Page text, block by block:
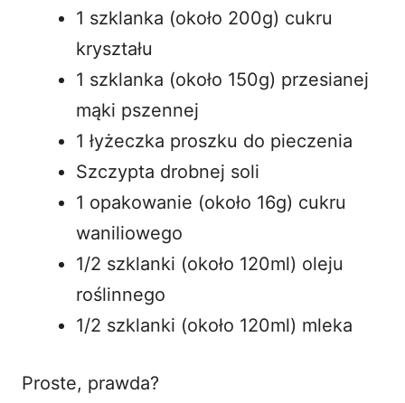
1 szklanka (około 200g) cukru
kryształu
1 szklanka (około 150g) przesianej
mąki pszennej
1 łyżeczka proszku do pieczenia
Szczypta drobnej soli
1 opakowanie (około 16g) cukru
waniliowego
1/2 szklanki (około 120ml) oleju
roślinnego
1/2 szklanki (około 120ml) mleka
Proste, prawda?